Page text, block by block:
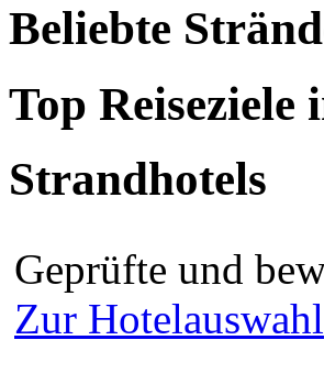
Beliebte
Top Reiseziele
Strandhotels
Geprüfte und
Zur Hotelauswahl